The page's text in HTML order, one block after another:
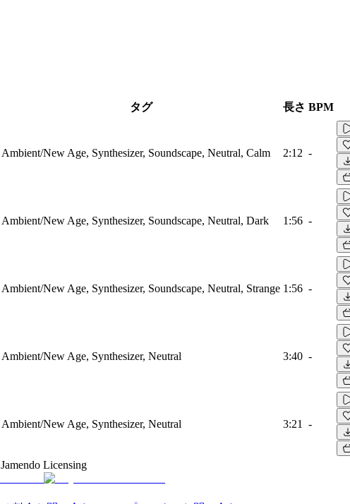
タグ 長さ BPM
Ambient/New Age, Synthesizer, Soundscape, Neutral, Calm 2:12 -
Ambient/New Age, Synthesizer, Soundscape, Neutral, Dark 1:56 -
Ambient/New Age, Synthesizer, Soundscape, Neutral, Strange 1:56 -
Ambient/New Age, Synthesizer, Neutral 3:40 -
Ambient/New Age, Synthesizer, Neutral 3:21 -
Jamendo Licensing